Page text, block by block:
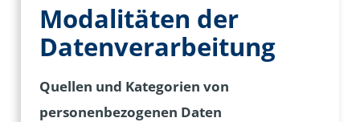
Modalitäten der
Datenverarbeitung
Quellen und Kategorien von
personenbezogenen Daten